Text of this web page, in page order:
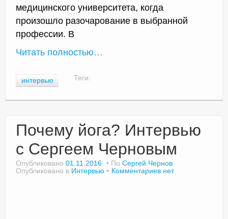
медицинского университета, когда
произошло разочарование в выбранной
профессии. В
Читать полностью…
Теги:
интервью
Почему йога? Интервью
с Сергеем Черновым
Опубликовано 01.11.2016 По Сергей Чернов
Опубликовано в Интервью Комментариев нет